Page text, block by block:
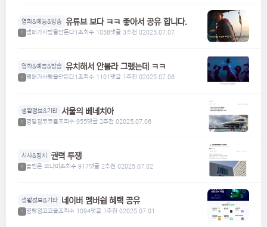
영화&예능&방송 유튜브 보다 ㅋㅋ 좋아서 공유 합니다.
1 맴매가사람을만든다1 조회수 1058댓글 3추천 02025.07.07
영화&예능&방송 유치해서 안볼라 그랬는데 ㅋㅋ
1 맴매가사람을만든다1 조회수 1101 댓글 1 추천 02025.07.06
생활정보&기타 서울의 베네치아
1 명탐정코코볼조회수 955댓글 2추천 02025.07.06
시사&정치 권력 투쟁
1 볼펜은 모나미 조회수 917댓글 2추천 02025.07.02
생활정보&기타 네이버 멤버쉽 혜택 공유
1 명탐정코코볼조회수 1094댓글 1 추천 02025.07.01